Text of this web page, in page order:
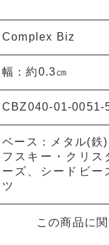
Complex Biz
幅：約0.3㎝
CBZ040-01-0051-
ベース：メタル(
フスキー・クリス
ーズ、シードビー
ツ
この商品に